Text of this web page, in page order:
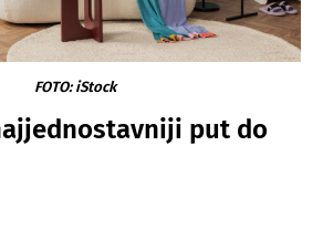
FOTO: iStock
put do